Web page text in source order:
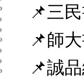
📌三民
📌師大
📌誠品